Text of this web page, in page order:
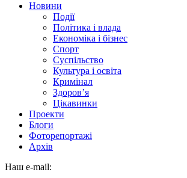
Новини
Події
Політика і влада
Економіка і бізнес
Спорт
Суспільство
Культура і освіта
Кримінал
Здоров’я
Цікавинки
Проекти
Блоги
Фоторепортажі
Архів
Наш e-mail: